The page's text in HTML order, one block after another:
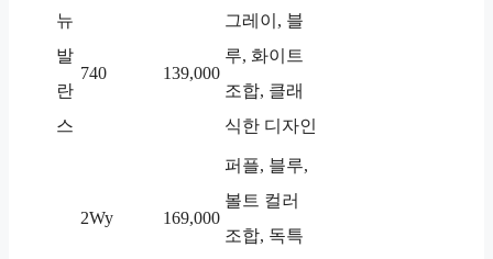
뉴
발
란
스
740 139,000
그레이, 블
루, 화이트
조합, 클래
식한 디자인
2Wy 169,000
퍼플, 블루,
볼트 컬러
조합, 독특